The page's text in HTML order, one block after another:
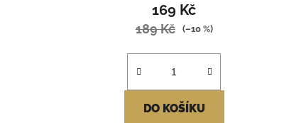
169 Kč
189 Kč (–10 %)
DO KOŠÍKU